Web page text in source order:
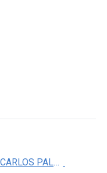
DR. CARLOS PALMA FLORES